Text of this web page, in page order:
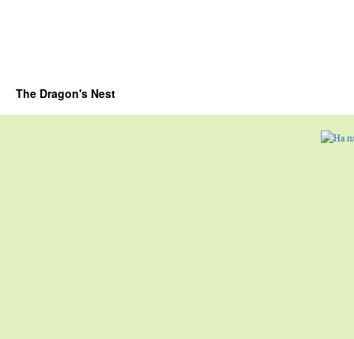
The Dragon's Nest